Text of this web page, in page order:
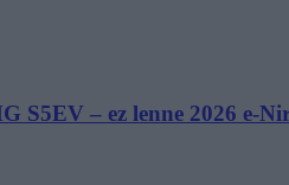
S5EV – ez lenne 2026 e-